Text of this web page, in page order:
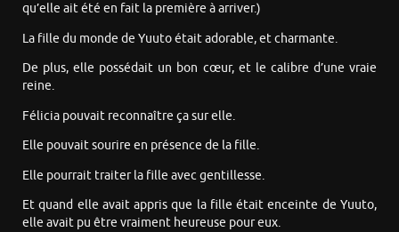
qu’elle ait été en fait la première à arriver.)
La fille du monde de Yuuto était adorable, et charmante.
De plus, elle possédait un bon cœur, et le calibre d’une vraie
reine.
Félicia pouvait reconnaître ça sur elle.
Elle pouvait sourire en présence de la fille.
Elle pourrait traiter la fille avec gentillesse.
Et quand elle avait appris que la fille était enceinte de Yuuto,
elle avait pu être vraiment heureuse pour eux.